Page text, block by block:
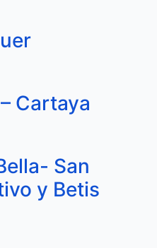
Cartaya
San
y Betis